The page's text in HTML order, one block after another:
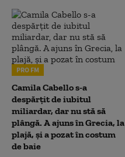
PRO FM
Camila Cabello s-a
despărțit de iubitul
miliardar, dar nu stă să
plângă. A ajuns în Grecia, la
plajă, și a pozat în costum
de baie